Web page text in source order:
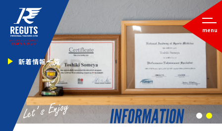
新着情報一覧
1 2
menu